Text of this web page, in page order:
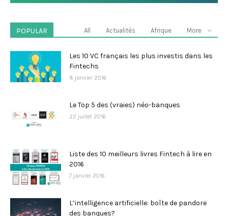
POPULAR All Actualités Afrique More
Les 10 VC français les plus investis dans les
Fintechs
8 janvier 2016
Le Top 5 des (vraies) néo-banques
22 juillet 2016
Liste des 10 meilleurs livres Fintech à lire en
2016
7 janvier 2016
L’intelligence artificielle: boîte de pandore
des banques?